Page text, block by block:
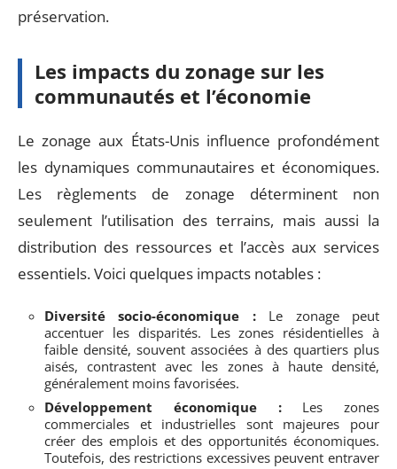
préservation.
Les impacts du zonage sur les
communautés et l’économie
Le zonage aux États-Unis influence profondément
les dynamiques communautaires et économiques.
Les règlements de zonage déterminent non
seulement l’utilisation des terrains, mais aussi la
distribution des ressources et l’accès aux services
essentiels. Voici quelques impacts notables :
Diversité socio-économique :Le zonage peut
accentuer les disparités. Les zones résidentielles à
faible densité, souvent associées à des quartiers plus
aisés, contrastent avec les zones à haute densité,
généralement moins favorisées.
Développement économique :Les zones
commerciales et industrielles sont majeures pour
créer des emplois et des opportunités économiques.
Toutefois, des restrictions excessives peuvent entraver